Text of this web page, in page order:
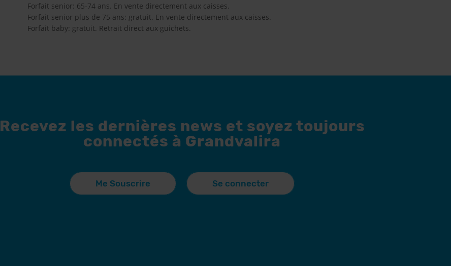
Forfait senior: 65-74 ans. En vente directement aux caisses.
Forfait senior plus de 75 ans: gratuit. En vente directement aux caisses.
Forfait baby: gratuit. Retrait direct aux guichets.
Recevez les dernières news et soyez toujours
connectés à Grandvalira
Me Souscrire Se connecter